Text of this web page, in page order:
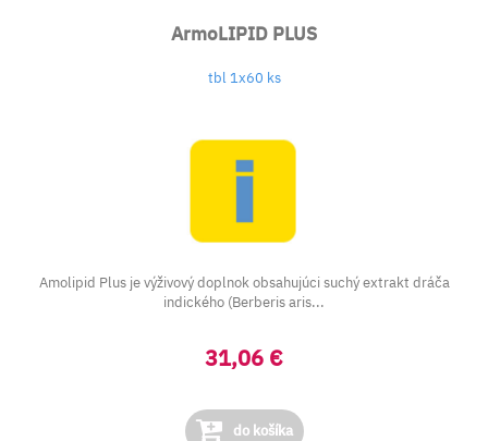
ArmoLIPID PLUS
tbl 1x60 ks
Amolipid Plus je výživový doplnok obsahujúci suchý extrakt dráča
indického (Berberis aris...
31,06 €
do košíka